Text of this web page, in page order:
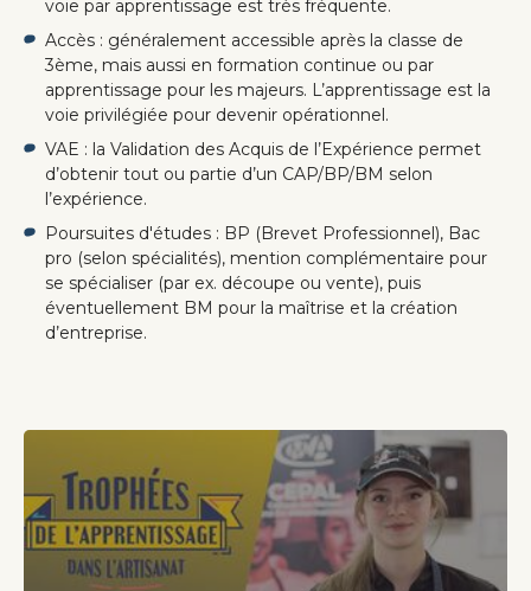
voie par apprentissage est très fréquente.
Accès : généralement accessible après la classe de
3ème, mais aussi en formation continue ou par
apprentissage pour les majeurs. L’apprentissage est la
voie privilégiée pour devenir opérationnel.
VAE : la Validation des Acquis de l’Expérience permet
d’obtenir tout ou partie d’un CAP/BP/BM selon
l’expérience.
Poursuites d'études : BP (Brevet Professionnel), Bac
pro (selon spécialités), mention complémentaire pour
se spécialiser (par ex. découpe ou vente), puis
éventuellement BM pour la maîtrise et la création
d’entreprise.